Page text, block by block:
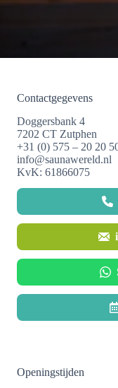
Contactgegevens
Doggersbank 4
7202 CT Zutphen
+31 (0) 575 – 20 20
info@saunawereld.nl
KvK: 61866075
Openingstijden